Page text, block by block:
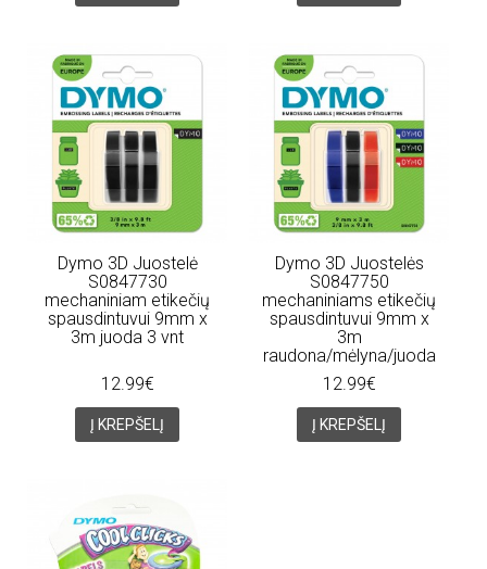
Dymo 3D Juostelė
S0847730
mechaniniam etikečių
spausdintuvui 9mm x
3m juoda 3 vnt
12.99€
Į KREPŠELĮ
Dymo 3D Juostelės
S0847750
mechaniniams etikečių
spausdintuvui 9mm x
3m
raudona/mėlyna/juoda
12.99€
Į KREPŠELĮ